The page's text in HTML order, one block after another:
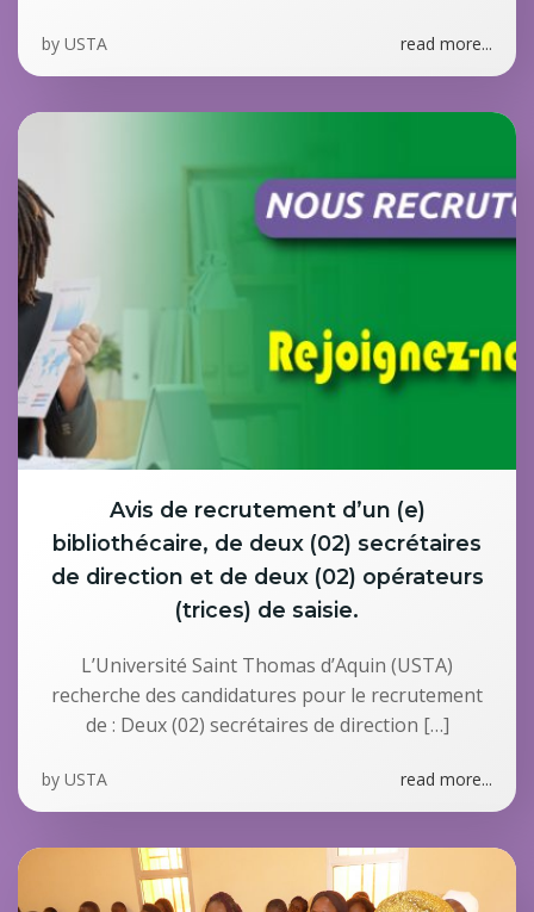
by USTA read more...
Avis de recrutement d’un (e)
bibliothécaire, de deux (02) secrétaires
de direction et de deux (02) opérateurs
(trices) de saisie.
L’Université Saint Thomas d’Aquin (USTA)
recherche des candidatures pour le recrutement
de : Deux (02) secrétaires de direction […]
by USTA read more...